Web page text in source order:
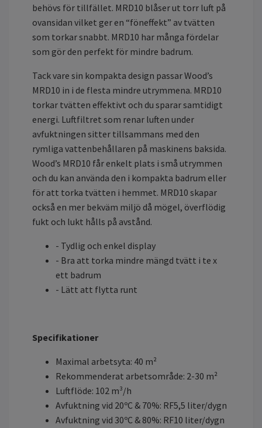
behövs för tillfället. MRD10 blåser ut torr luft på
ovansidan vilket ger en “föneffekt” av tvätten
som torkar snabbt. MRD10 har många fördelar
som gör den perfekt för mindre badrum.
Tack vare sin kompakta design passar Wood’s
MRD10 in i de flesta mindre utrymmena. MRD10
torkar tvätten effektivt och du sparar samtidigt
energi. Luftfiltret som renar luften under
avfuktningen sitter tillsammans med den
rymliga vattenbehållaren på maskinens baksida.
Wood’s MRD10 får enkelt plats i små utrymmen
och du kan använda den i kompakta badrum eller
för att torka tvätten i hemmet. MRD10 skapar
också en mer bekväm miljö då mögel, överflödig
fukt och lukt hålls på avstånd.
- Tydlig och enkel display
- Bra att torka mindre mängd tvätt i te x
ett badrum
- Lätt att flytta runt
Specifikationer
Maximal arbetsyta: 40 m²
Rekommenderat arbetsområde: 2-30 m²
Luftflöde: 102 m³/h
Avfuktning vid 20ºC & 70%: RF5,5 liter/dygn
Avfuktning vid 30ºC & 80%: RF10 liter/dygn